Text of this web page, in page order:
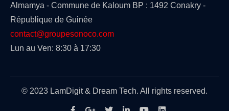
Almamya - Commune de Kaloum BP : 1492 Conakry -
République de Guinée
contact@groupesonoco.com
Lun au Ven: 8:30 à 17:30
© 2023 LamDigit & Dream Tech. All rights reserved.